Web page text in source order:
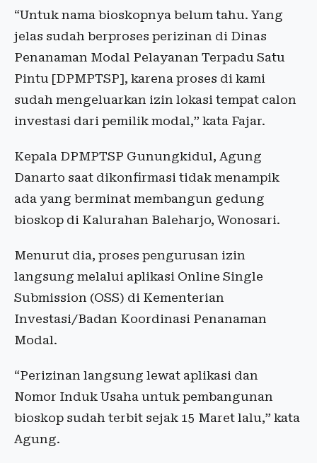
“Untuk nama bioskopnya belum tahu. Yang
jelas sudah berproses perizinan di Dinas
Penanaman Modal Pelayanan Terpadu Satu
Pintu [DPMPTSP], karena proses di kami
sudah mengeluarkan izin lokasi tempat calon
investasi dari pemilik modal,” kata Fajar.
Kepala DPMPTSP Gunungkidul, Agung
Danarto saat dikonfirmasi tidak menampik
ada yang berminat membangun gedung
bioskop di Kalurahan Baleharjo, Wonosari.
Menurut dia, proses pengurusan izin
langsung melalui aplikasi Online Single
Submission (OSS) di Kementerian
Investasi/Badan Koordinasi Penanaman
Modal.
“Perizinan langsung lewat aplikasi dan
Nomor Induk Usaha untuk pembangunan
bioskop sudah terbit sejak 15 Maret lalu,” kata
Agung.